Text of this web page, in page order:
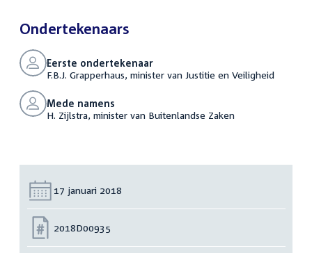
Ondertekenaars
Eerste ondertekenaar
F.B.J. Grapperhaus, minister van Justitie en Veiligheid
Mede namens
H. Zijlstra, minister van Buitenlandse Zaken
Datum:
17 januari 2018
Nummer:
2018D00935